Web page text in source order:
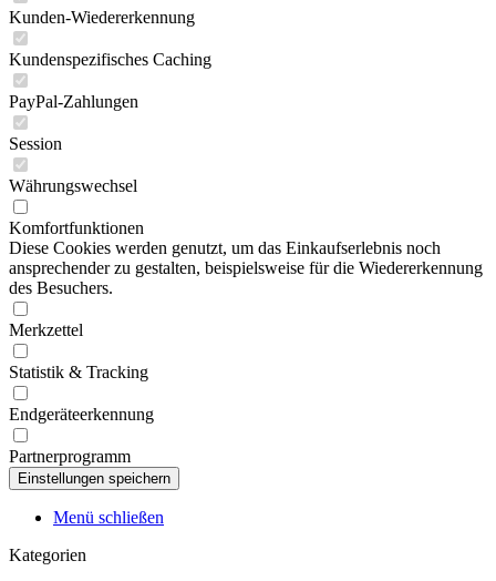
Kunden-Wiedererkennung
Kundenspezifisches Caching
PayPal-Zahlungen
Session
Währungswechsel
Komfortfunktionen
Diese Cookies werden genutzt, um das Einkaufserlebnis noch
ansprechender zu gestalten, beispielsweise für die Wiedererkennung
des Besuchers.
Merkzettel
Statistik & Tracking
Endgeräteerkennung
Partnerprogramm
Menü schließen
Kategorien